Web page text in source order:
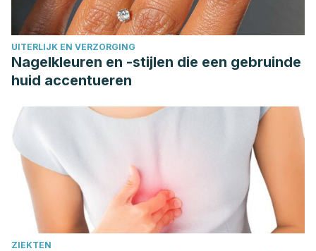
UITERLIJK EN VERZORGING
Nagelkleuren en -stijlen die een gebruinde
huid accentueren
ZIEKTEN